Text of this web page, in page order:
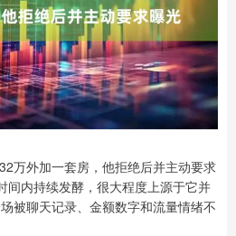
万外加一套房，他拒绝后并主动要求
间内持续发酵，很大程度上源于它并
被聊天记录、金额数字和流量情绪不